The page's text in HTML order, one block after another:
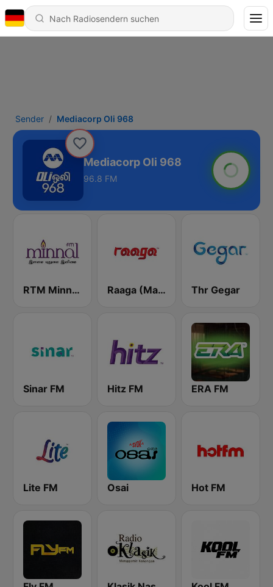
Sender Mediacorp Oli 968
Mediacorp Oli 968
96.8 FM
RTM Minnal FM Raaga (Malaysia Only) Thr Gegar
Sinar FM Hitz FM ERA FM
Lite FM Osai Hot FM